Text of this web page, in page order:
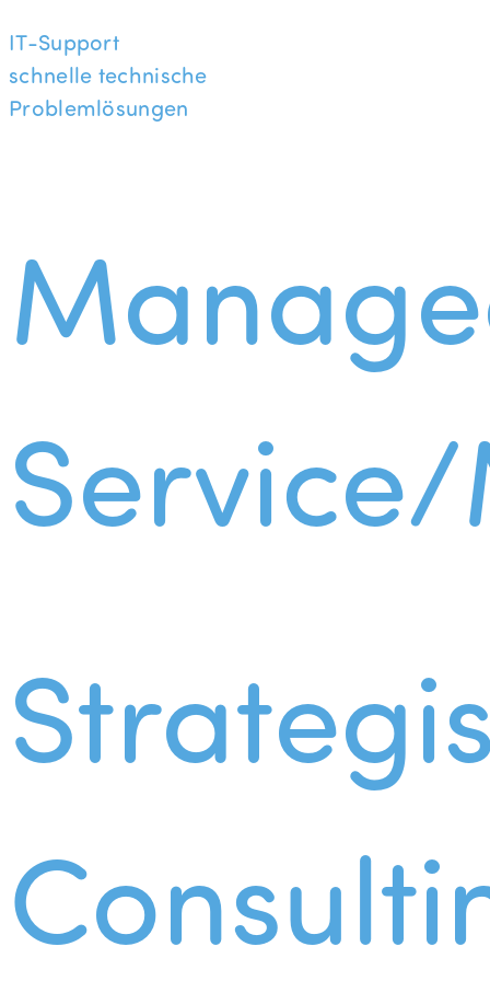
IT-Support
schnelle technische
Problemlösungen